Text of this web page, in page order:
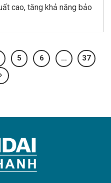
cao, tăng khả năng bảo
5 6 … 37